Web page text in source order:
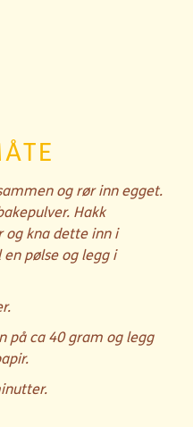
og rør inn egget.
Hakk
og kna dette inn i
pølse og legg i
på ca 40 gram og legg